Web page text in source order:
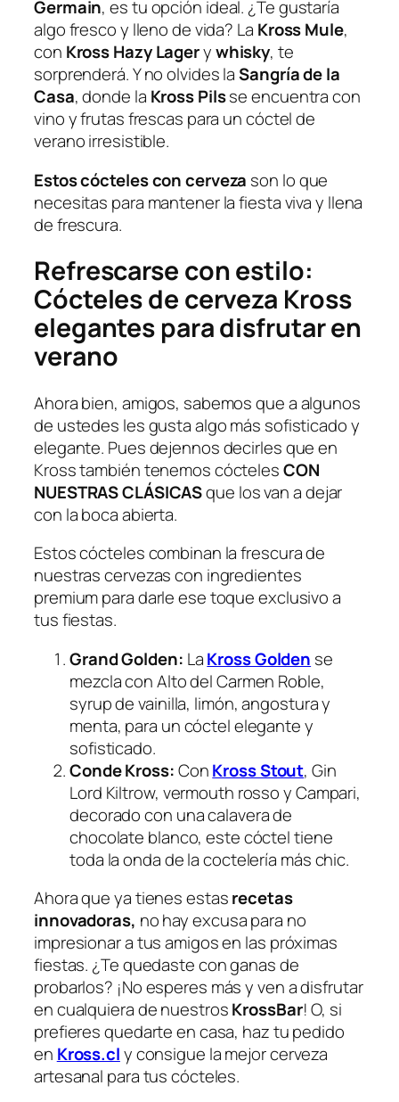
Germain, es tu opción ideal. ¿Te gustaría
algo fresco y lleno de vida? La Kross Mule,
con Kross Hazy Lagerywhisky, te
sorprenderá. Y no olvides laSangría de la
Casa, donde la Kross Pilsse encuentra con
vino y frutas frescas para un cóctel de
verano irresistible.
Estos cócteles con cerveza son lo que
necesitas para mantener la fiesta viva y llena
de frescura.
Refrescarse con estilo:
Cócteles de cerveza Kross
elegantes para disfrutar en
verano
Ahora bien, amigos, sabemos que a algunos
de ustedes les gusta algo más sofisticado y
elegante. Pues dejennos decirles que en
Kross también tenemos cóctelesCON
NUESTRAS CLÁSICASque los van a dejar
con la boca abierta.
Estos cócteles combinan la frescura de
nuestras cervezas con ingredientes
premium para darle ese toque exclusivo a
tus fiestas.
Grand Golden: LaKross Golden se
mezcla con Alto del Carmen Roble,
syrup de vainilla, limón, angostura y
menta, para un cóctel elegante y
sofisticado.
Conde Kross:ConKross Stout, Gin
Lord Kiltrow, vermouth rosso y Campari,
decorado con una calavera de
chocolate blanco, este cóctel tiene
toda la onda de la coctelería más chic.
Ahora que ya tienes estasrecetas
innovadoras, no hay excusa para no
impresionar a tus amigos en las próximas
fiestas. ¿Te quedaste con ganas de
probarlos? ¡No esperes más y ven a disfrutar
en cualquiera de nuestrosKrossBar! O, si
prefieres quedarte en casa, haz tu pedido
en Kross.cly consigue la mejor cerveza
artesanal para tus cócteles.